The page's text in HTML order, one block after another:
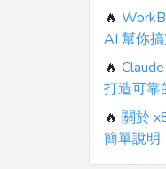
🔥
AI 幫你
🔥
打造可靠
🔥 關於
簡單說明